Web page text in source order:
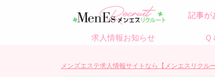
記事が
求人情報お知らせ Ｑ
メンズエステ求人情報サイトなら【メンエスリクルー